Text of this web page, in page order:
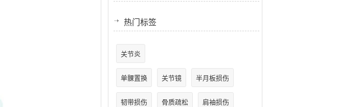
热门标签
关节炎
单髁置换 关节镜 半月板损伤
韧带损伤 骨质疏松 肩袖损伤